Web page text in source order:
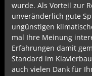
wurde. Als Vorteil zur
unveränderlich gute
ungünstigen
mal Ihre Meinung
Erfahrungen damit
Standard im
auch vielen Dank für